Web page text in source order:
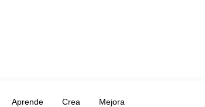
Aprende Crea Mejora